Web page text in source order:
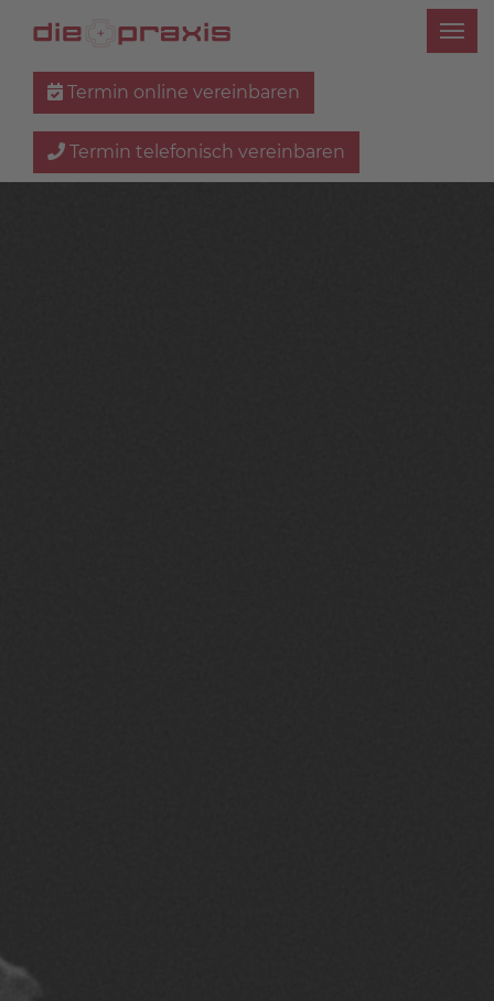
Termin online vereinbaren
Termin telefonisch vereinbaren